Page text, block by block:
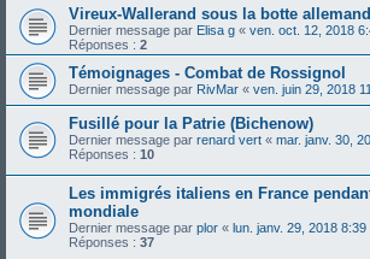
Vireux-Wallerand sous la botte
Dernier message par Elisa g « ven. oct. 12, 2018
Réponses : 2
Témoignages - Combat de Rossignol
Dernier message par RivMar « ven. juin 29, 2018
Fusillé pour la Patrie (Bichenow)
Dernier message par renard vert « mar. janv. 30,
Réponses : 10
Les immigrés italiens en France
mondiale
Dernier message par plor « lun. janv. 29, 2018 8:39
Réponses : 37